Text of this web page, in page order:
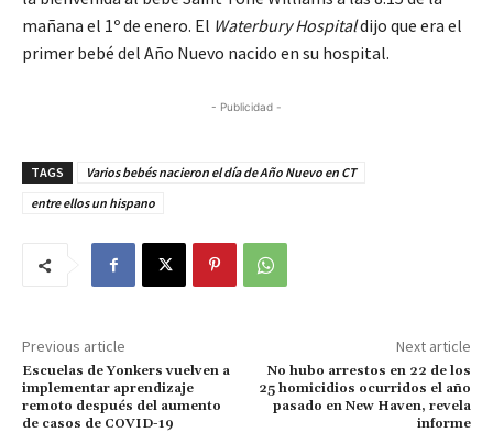
mañana el 1º de enero. El Waterbury Hospitaldijo que era el
primer bebé del Año Nuevo nacido en su hospital.
- Publicidad -
TAGS
Varios bebés nacieron el día de Año Nuevo en CT
entre ellos un hispano
Previous article
Escuelas de Yonkers vuelven a
implementar aprendizaje
remoto después del aumento
de casos de COVID-19
Next article
No hubo arrestos en 22 de los
25 homicidios ocurridos el año
pasado en New Haven, revela
informe